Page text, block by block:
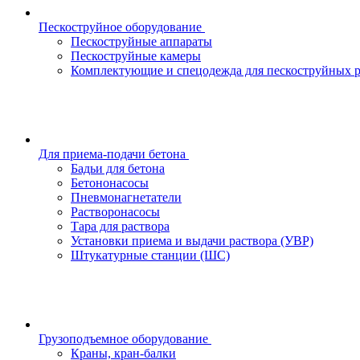
Пескоструйное оборудование
Пескоструйные аппараты
Пескоструйные камеры
Комплектующие и спецодежда для пескоструйных
Для приема-подачи бетона
Бадьи для бетона
Бетононасосы
Пневмонагнетатели
Растворонасосы
Тара для раствора
Установки приема и выдачи раствора (УВР)
Штукатурные станции (ШС)
Грузоподъемное оборудование
Краны, кран-балки